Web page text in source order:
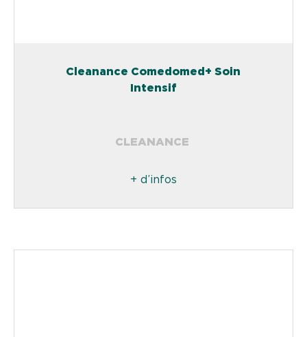
Cleanance Comedomed+ Soin
Intensif
CLEANANCE
+ d’infos